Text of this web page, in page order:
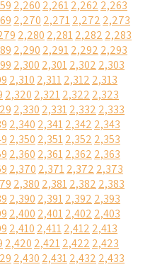
2,260 2,2612,262 2,263
2,270 2,2712,272 2,273
2,280 2,2812,282 2,283
2,290 2,2912,292 2,293
2,300 2,3012,302 2,303
2,310 2,3112,312 2,313
2,320 2,3212,322 2,323
2,330 2,3312,332 2,333
2,340 2,3412,342 2,343
2,350 2,3512,352 2,353
2,360 2,3612,362 2,363
2,370 2,3712,372 2,373
2,380 2,3812,382 2,383
2,390 2,3912,392 2,393
2,400 2,4012,402 2,403
2,410 2,4112,412 2,413
2,420 2,4212,422 2,423
2,430 2,4312,432 2,433